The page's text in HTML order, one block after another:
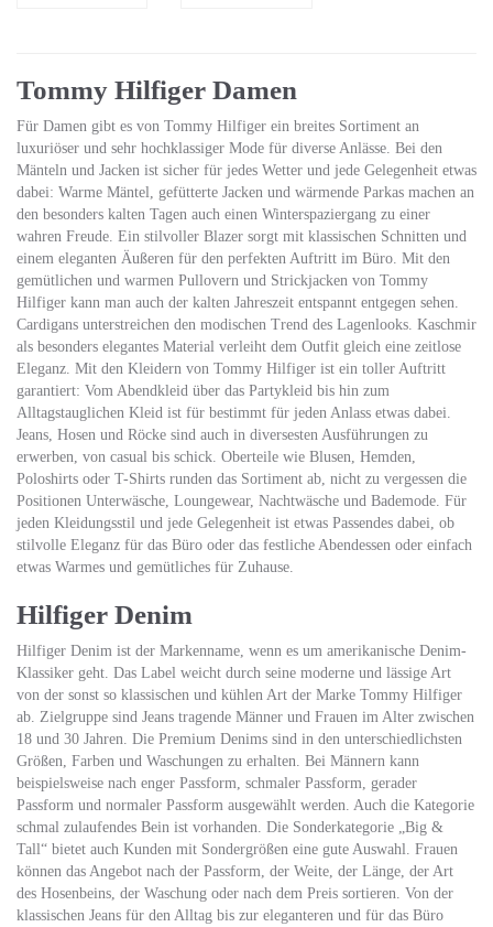
Geldetui
Echtleder
Börse
Tommy Hilfiger Damen
Für Damen gibt es von Tommy Hilfiger ein breites Sortiment an
luxuriöser und sehr hochklassiger Mode für diverse Anlässe. Bei den
Mänteln und Jacken ist sicher für jedes Wetter und jede Gelegenheit etwas
dabei: Warme Mäntel, gefütterte Jacken und wärmende Parkas machen an
den besonders kalten Tagen auch einen Winterspaziergang zu einer
wahren Freude. Ein stilvoller Blazer sorgt mit klassischen Schnitten und
einem eleganten Äußeren für den perfekten Auftritt im Büro. Mit den
gemütlichen und warmen Pullovern und Strickjacken von Tommy
Hilfiger kann man auch der kalten Jahreszeit entspannt entgegen sehen.
Cardigans unterstreichen den modischen Trend des Lagenlooks. Kaschmir
als besonders elegantes Material verleiht dem Outfit gleich eine zeitlose
Eleganz. Mit den Kleidern von Tommy Hilfiger ist ein toller Auftritt
garantiert: Vom Abendkleid über das Partykleid bis hin zum
Alltagstauglichen Kleid ist für bestimmt für jeden Anlass etwas dabei.
Jeans, Hosen und Röcke sind auch in diversesten Ausführungen zu
erwerben, von casual bis schick. Oberteile wie Blusen, Hemden,
Poloshirts oder T-Shirts runden das Sortiment ab, nicht zu vergessen die
Positionen Unterwäsche, Loungewear, Nachtwäsche und Bademode. Für
jeden Kleidungsstil und jede Gelegenheit ist etwas Passendes dabei, ob
stilvolle Eleganz für das Büro oder das festliche Abendessen oder einfach
etwas Warmes und gemütliches für Zuhause.
Hilfiger Denim
Hilfiger Denim ist der Markenname, wenn es um amerikanische Denim-
Klassiker geht. Das Label weicht durch seine moderne und lässige Art
von der sonst so klassischen und kühlen Art der Marke Tommy Hilfiger
ab. Zielgruppe sind Jeans tragende Männer und Frauen im Alter zwischen
18 und 30 Jahren. Die Premium Denims sind in den unterschiedlichsten
Größen, Farben und Waschungen zu erhalten. Bei Männern kann
beispielsweise nach enger Passform, schmaler Passform, gerader
Passform und normaler Passform ausgewählt werden. Auch die Kategorie
schmal zulaufendes Bein ist vorhanden. Die Sonderkategorie „Big &
Tall“ bietet auch Kunden mit Sondergrößen eine gute Auswahl. Frauen
können das Angebot nach der Passform, der Weite, der Länge, der Art
des Hosenbeins, der Waschung oder nach dem Preis sortieren. Von der
klassischen Jeans für den Alltag bis zur eleganteren und für das Büro